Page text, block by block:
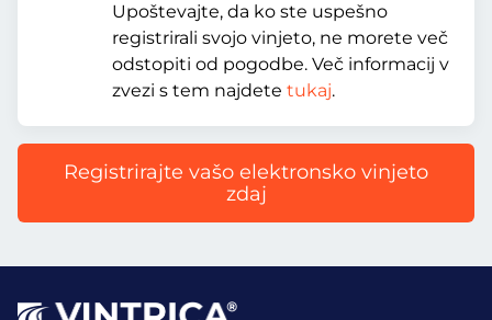
Upoštevajte, da ko ste uspešno
registrirali svojo vinjeto, ne morete več
odstopiti od pogodbe. Več informacij v
zvezi s tem najdete tukaj.
Registrirajte vašo elektronsko vinjeto
zdaj